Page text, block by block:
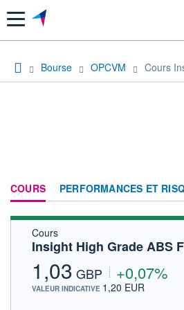
Menu
Bourse OPCVM Cours
COURS PERFORMANCES ET
Cours
Insight High Grade ABS
1,03 GBP +0,07%
VALEUR INDICATIVE 1,20 EUR